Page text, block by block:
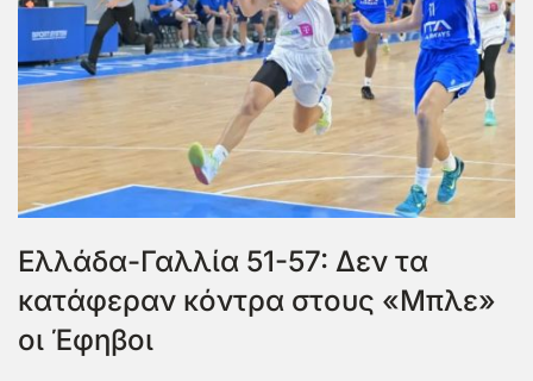
Ελλάδα-Γαλλία 51-57: Δεν τα
κατάφεραν κόντρα στους «Μπλε»
οι Έφηβοι